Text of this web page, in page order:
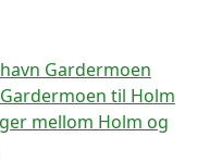
Gardermoen
til Holm
mellom Holm og